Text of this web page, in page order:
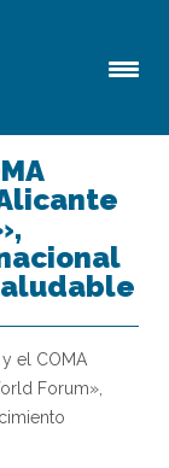
el COMA
Forum»,